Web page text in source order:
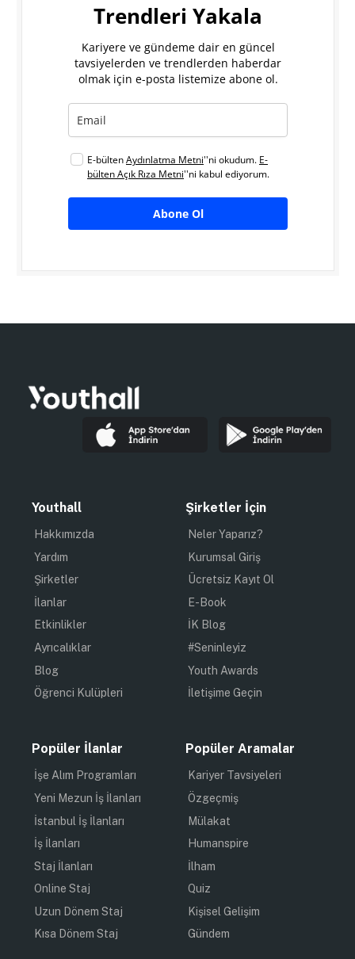
Trendleri Yakala
Kariyere ve gündeme dair en güncel
tavsiyelerden ve trendlerden haberdar
olmak için e-posta listemize abone ol.
E-bültenAydınlatma Metni''ni okudum. E-
bülten Açık Rıza Metni''ni kabul ediyorum.
Abone Ol
Youthall
Hakkımızda
Yardım
Şirketler
İlanlar
Etkinlikler
Ayrıcalıklar
Blog
Öğrenci Kulüpleri
Şirketler İçin
Neler Yaparız?
Kurumsal Giriş
Ücretsiz Kayıt Ol
E-Book
İK Blog
#Seninleyiz
Youth Awards
İletişime Geçin
Popüler İlanlar
İşe Alım Programları
Yeni Mezun İş İlanları
İstanbul İş İlanları
İş İlanları
Staj İlanları
Online Staj
Uzun Dönem Staj
Kısa Dönem Staj
Popüler Aramalar
Kariyer Tavsiyeleri
Özgeçmiş
Mülakat
Humanspire
İlham
Quiz
Kişisel Gelişim
Gündem